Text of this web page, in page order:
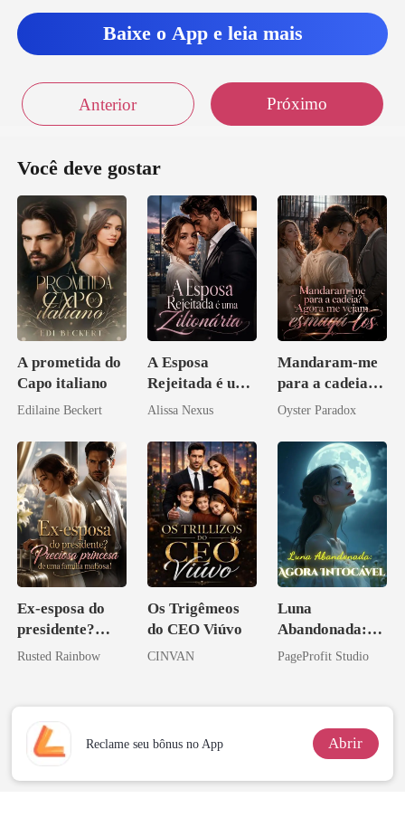
nzo. Pode
Baixe o App e leia mais
Anterior Próximo
Você deve gostar
A prometida do
Capo italiano
Edilaine Beckert
A Esposa
Rejeitada é uma
Zilionária
Alissa Nexus
Mandaram-me
para a cadeia?
Agora me
los
Oyster Paradox
Ex-esposa do
presidente?
Preciosa
mafiosa!
Rusted Rainbow
Os Trigêmeos
do CEO Viúvo
CINVAN
Luna
Abandonada:
Agora Intocável
PageProfit Studio
Reclame seu bônus no App Abrir